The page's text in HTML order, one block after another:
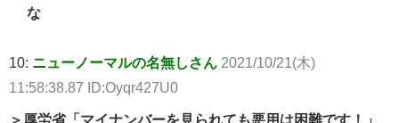
な
10: ニューノーマルの名無しさん 2021/10/21(木)
11:58:38.87 ID:Oyqr427U0
＞厚労省「マイナンバーを見られても悪用は困難です！」